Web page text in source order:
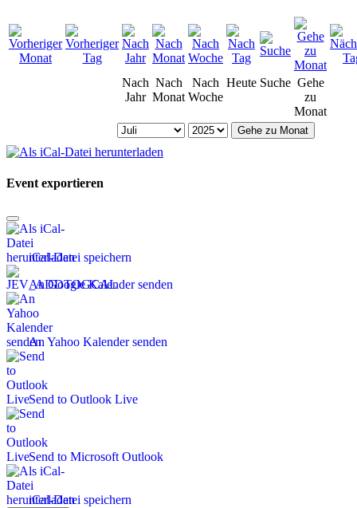
Nach
Jahr
Nach
Monat
Nach
Woche
Heute Suche Gehe
zu
Monat
Gehe zu Monat
Event exportieren
iCal-Datei speichern
An Google Kalender senden
An Yahoo Kalender senden
Send to Outlook Live
Send to Microsoft Outlook
iCal-Datei speichern